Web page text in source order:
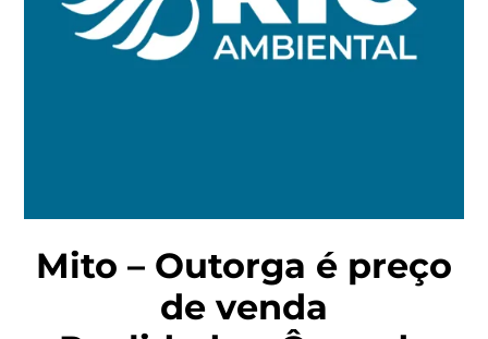
Mito – Outorga é preço
de venda